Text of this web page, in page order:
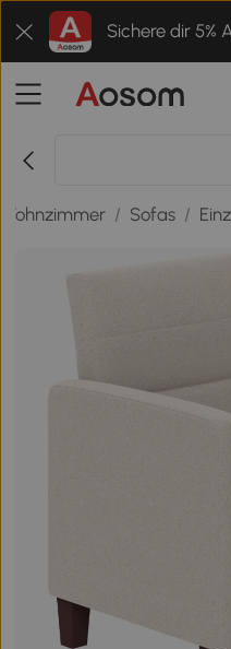
Sichere dir 5%
Wohnzimmer / Sofas /